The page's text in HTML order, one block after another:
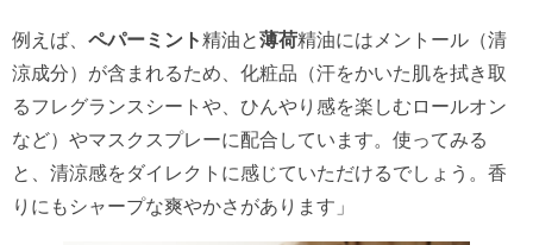
例えば、 ペパーミント精油と薄荷精油にはメントール（清
涼成分）が含まれるため、化粧品（汗をかいた肌を拭き取
るフレグランスシートや、ひんやり感を楽しむロールオン
など）やマスクスプレーに配合しています。使ってみる
と、清涼感をダイレクトに感じていただけるでしょう。香
りにもシャープな爽やかさがあります」